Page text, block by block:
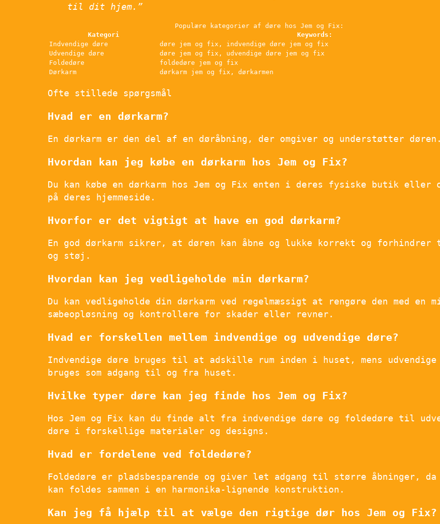
til dit hjem.”
Populære kategorier af døre hos Jem og Fix:
Kategori
Keywords:
Indvendige døre
døre jem og fix, indvendige døre jem og fix
Udvendige døre
døre jem og fix, udvendige døre jem og fix
Foldedøre
foldedøre jem og fix
Dørkarm
dørkarm jem og fix, dørkarmen
Ofte stillede spørgsmål
Hvad er en dørkarm?
En dørkarm er den del af en døråbning, der omgiver og understøtter
Hvordan kan jeg købe en dørkarm hos Jem og Fix?
Du kan købe en dørkarm hos Jem og Fix enten i deres fysiske butik eller
på deres hjemmeside.
Hvorfor er det vigtigt at have en god dørkarm?
En god dørkarm sikrer, at døren kan åbne og lukke korrekt og forhindrer
og støj.
Hvordan kan jeg vedligeholde min dørkarm?
Du kan vedligeholde din dørkarm ved regelmæssigt at rengøre den med en
sæbeopløsning og kontrollere for skader eller revner.
Hvad er forskellen mellem indvendige og udvendige døre?
Indvendige døre bruges til at adskille rum inden i huset, mens udvendige
bruges som adgang til og fra huset.
Hvilke typer døre kan jeg finde hos Jem og Fix?
Hos Jem og Fix kan du finde alt fra indvendige døre og foldedøre til
døre i forskellige materialer og designs.
Hvad er fordelene ved foldedøre?
Foldedøre er pladsbesparende og giver let adgang til større åbninger, da
kan foldes sammen i en harmonika-lignende konstruktion.
Kan jeg få hjælp til at vælge den rigtige dør hos Jem og Fix?